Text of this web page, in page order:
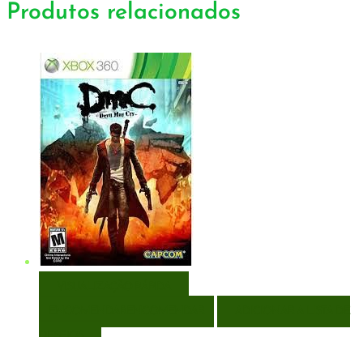
Produtos relacionados